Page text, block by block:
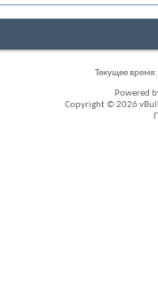
Текущее время:
Powered
Copyright © 2026